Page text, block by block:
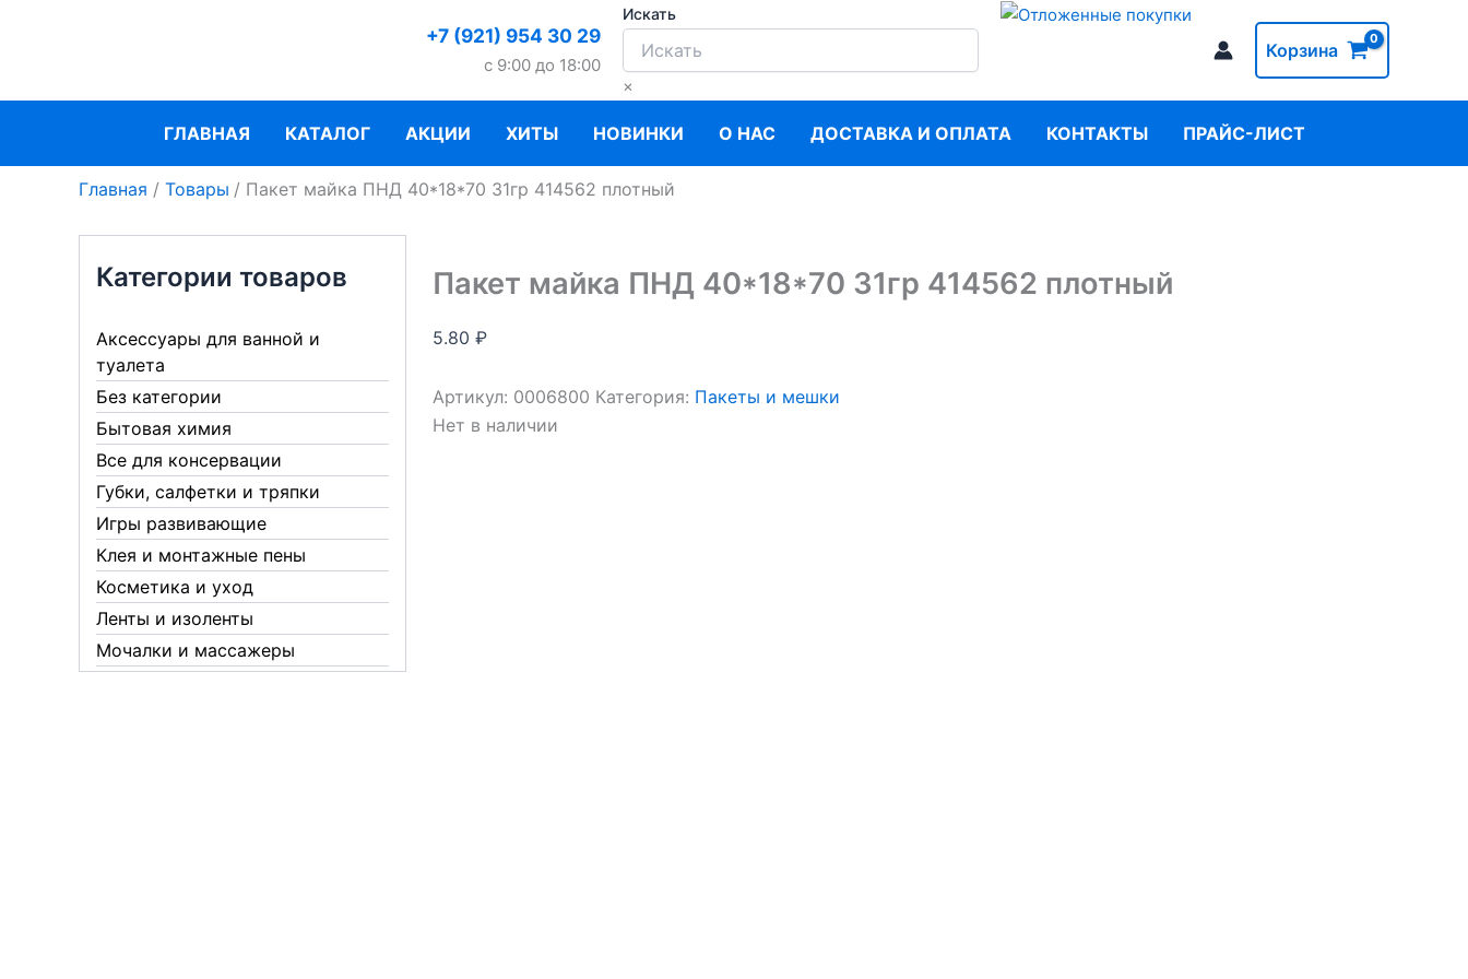
+7 (921) 954 30 29
c 9:00 до 18:00
Искать
×
Корзина
ГЛАВНАЯ КАТАЛОГ АКЦИИ ХИТЫ НОВИНКИ О НАС ДОСТАВКА И ОПЛАТА КОНТАКТЫ ПРАЙС-ЛИСТ
Главная Товары Пакет майка ПНД 40*18*70 31гр 414562 плотный
Категории товаров
Аксессуары для ванной и
туалета
Без категории
Бытовая химия
Все для консервации
Губки, салфетки и тряпки
Игры развивающие
Клея и монтажные пены
Косметика и уход
Ленты и изоленты
Мочалки и массажеры
Пакет майка ПНД 40*18*70 31гр 414562 плотный
5.80 ₽
Артикул: 0006800 Категория: Пакеты и мешки
Нет в наличии